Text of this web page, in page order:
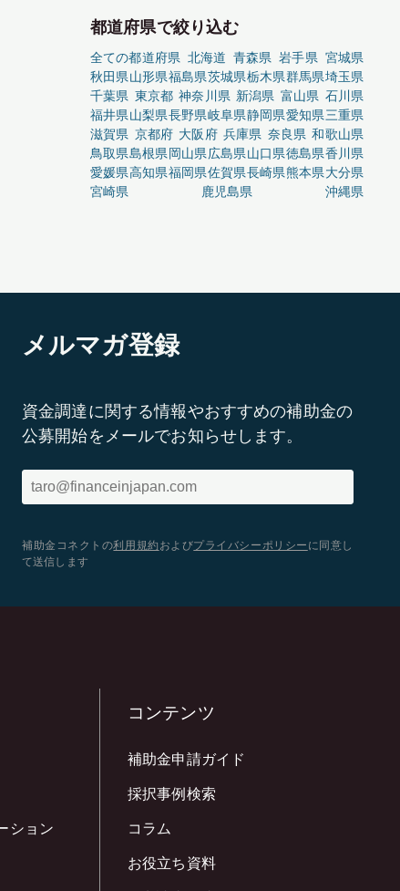
都道府県で絞り込む
全ての都道府県 北海道 青森県 岩手県 宮城県
秋田県山形県福島県茨城県栃木県群馬県埼玉県
千葉県 東京都 神奈川県 新潟県 富山県 石川県
福井県山梨県長野県岐阜県静岡県愛知県三重県
滋賀県 京都府 大阪府 兵庫県 奈良県 和歌山県
鳥取県島根県岡山県広島県山口県徳島県香川県
愛媛県高知県福岡県佐賀県長崎県熊本県大分県
宮崎県
鹿児島県 沖縄県
メルマガ登録
資金調達に関する情報やおすすめの補助金の
公募開始をメールでお知らせします。
補助金コネクトの利用規約 およびプライバシーポリシー に同意し
て送信します
ション
コンテンツ
補助金申請ガイド
採択事例検索
コラム
お役立ち資料